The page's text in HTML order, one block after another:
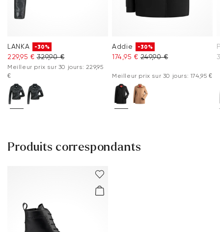
LANKA -30%
229,95 € 329,90 €
Meilleur prix sur 30 jours: 229,95
€
Addie -30%
174,95 € 249,90 €
Meilleur prix sur 30 jours: 174,95 €
Produits correspondants